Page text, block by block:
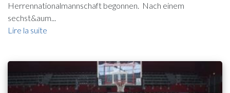
Herrennationalmannschaft begonnen. Nach einem
sechst&aum...
Lire la suite